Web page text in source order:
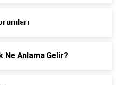
Ne Anlama Gelir?